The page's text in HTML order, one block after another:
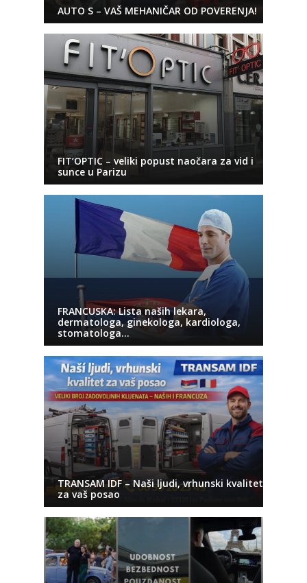
AUTO S – VAŠ MEHANIČAR OD POVERENJA!
FIT’OPTIC – veliki popust naočara za vid i
sunce u Parizu
FRANCUSKA: Lista naših lekara,
dermatologa, ginekologa, kardiologa,
stomatologa…
TRANSAM IDF – Naši ljudi, vrhunski kvalitet
za vaš posao